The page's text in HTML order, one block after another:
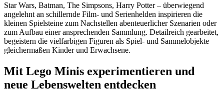
Star Wars, Batman, The Simpsons, Harry Potter – überwiegend
angelehnt an schillernde Film- und Serienhelden inspirieren die
kleinen Spielsteine zum Nachstellen abenteuerlicher Szenarien oder
zum Aufbau einer ansprechenden Sammlung. Detailreich gearbeitet,
begeistern die vielfarbigen Figuren als Spiel- und Sammelobjekte
gleichermaßen Kinder und Erwachsene.
Mit Lego Minis experimentieren und
neue Lebenswelten entdecken